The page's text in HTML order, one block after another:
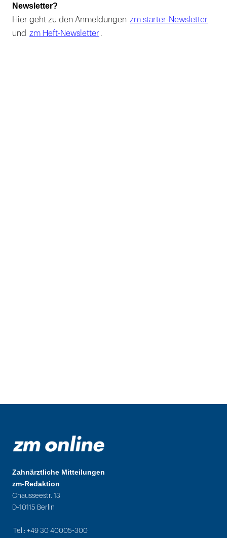
Newsletter?
Hier geht zu den Anmeldungen zm starter-Newsletter
und zm Heft-Newsletter .
Zahnärztliche Mitteilungen
zm-Redaktion
Chausseestr. 13
D-10115 Berlin
Tel.: +49 30 40005-300